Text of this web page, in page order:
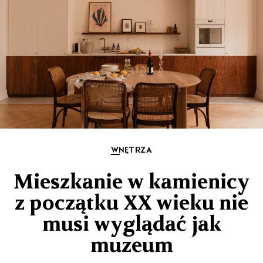
WNĘTRZA
Mieszkanie w kamienicy
z początku XX wieku nie
musi wyglądać jak
muzeum